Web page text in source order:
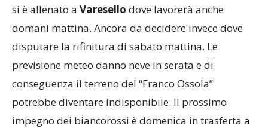
si è allenato a Varesello dove lavorerà anche
domani mattina. Ancora da decidere invece dove
disputare la rifinitura di sabato mattina. Le
previsione meteo danno neve in serata e di
conseguenza il terreno del “Franco Ossola”
potrebbe diventare indisponibile. Il prossimo
impegno dei biancorossi è domenica in trasferta a